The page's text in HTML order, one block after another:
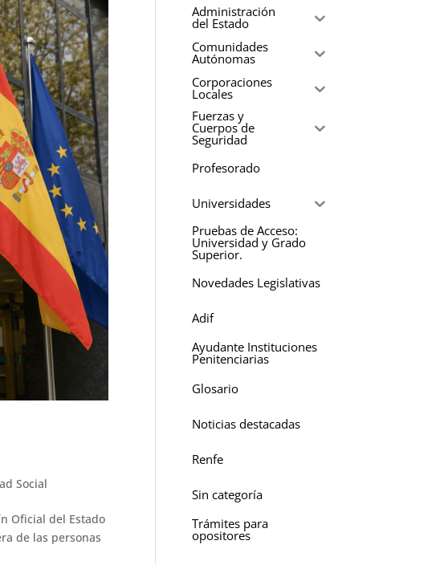
Social
Oficial del Estado
de las personas
Administración
del Estado
Comunidades
Autónomas
Corporaciones
Locales
Fuerzas y
Cuerpos de
Seguridad
Profesorado
Universidades
Pruebas de Acceso:
Universidad y Grado
Superior.
Novedades Legislativas
Adif
Ayudante Instituciones
Penitenciarias
Glosario
Noticias destacadas
Renfe
Sin categoría
Trámites para
opositores